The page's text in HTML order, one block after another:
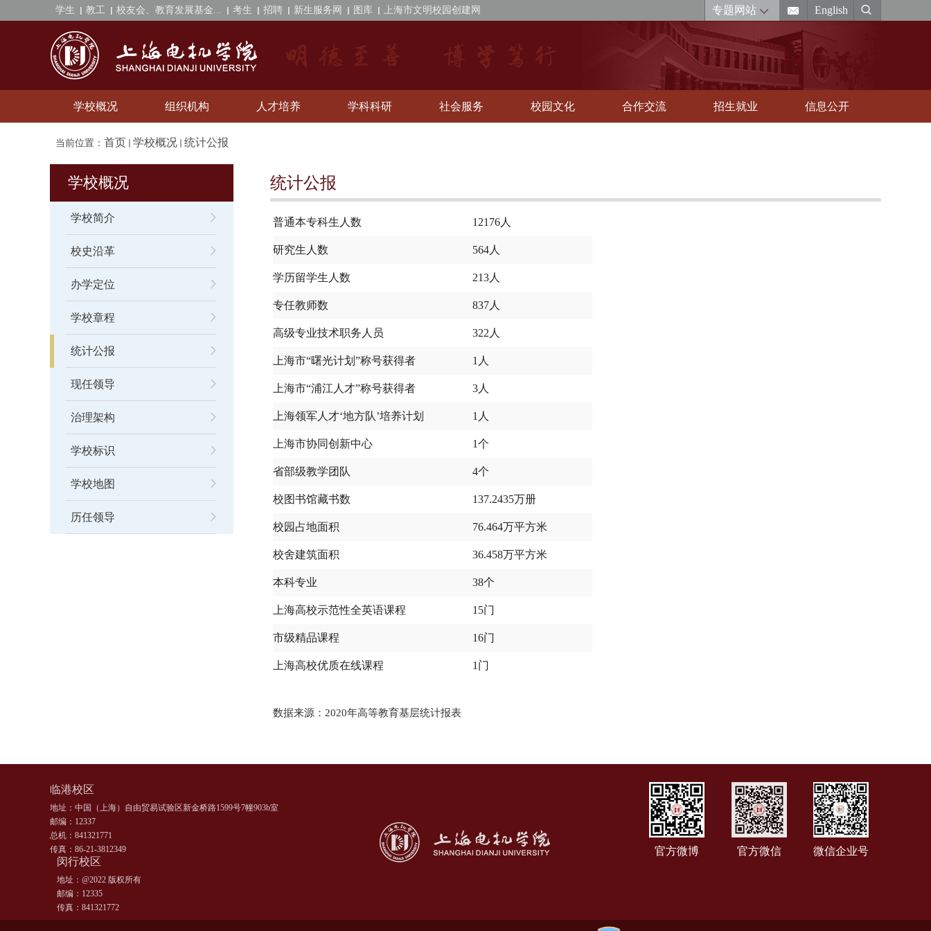
学生 教工 校友会、教育发展基金... 考生 招聘 新生服务网 图库 上海市文明校园创建网 专题网站 English
学校概况 组织机构 人才培养 学科科研 社会服务 校园文化 合作交流 招生就业 信息公开
当前位置： 首页 学校概况 统计公报
学校概况
学校简介
校史沿革
办学定位
学校章程
统计公报
现任领导
治理架构
学校标识
学校地图
历任领导
统计公报
普通本专科生人数 12176人
研究生人数 564人
学历留学生人数 213人
专任教师数 837人
高级专业技术职务人员 322人
上海市“曙光计划”称号获得者 1人
上海市“浦江人才”称号获得者 3人
上海领军人才‘地方队’培养计划 1人
上海市协同创新中心 1个
省部级教学团队 4个
校图书馆藏书数 137.2435万册
校园占地面积 76.464万平方米
校舍建筑面积 36.458万平方米
本科专业 38个
上海高校示范性全英语课程 15门
市级精品课程 16门
上海高校优质在线课程 1门
数据来源：2020年高等教育基层统计报表
临港校区
地址：中国（上海）自由贸易试验区新金桥路1599号7幢903b室
邮编：12337
总机：841321771
传真：86-21-3812349
闵行校区
地址：@2022 版权所有
邮编：12335
传真：841321772
官方微博 官方微信 微信企业号